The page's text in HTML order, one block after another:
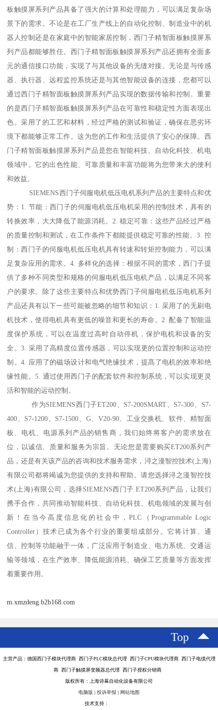
板触摸屏系列产品具备了强大的计算和处理能力，可以满足复杂场
景下的需求。不论是在工厂生产线上的自动化控制、制造业中的机
器人控制还是在家庭中的智能家居控制，西门子精智面板触摸屏系
列产品都能够胜任。西门子精智面板触摸屏系列产品还拥有全面多
元的通信接口功能，实现了与其他设备的无缝对接。无论是与传感
器、执行器、远程监控系统还是与其他智能设备的连接，您都可以
通过西门子精智面板触摸屏系列产品实现的数据传输和控制。重要
的是西门子精智面板触摸屏系列产品在可靠性和稳定性方面表现出
色。采用了的工艺和材料，经过严格的测试和验证，确保在恶劣环
境下都能够正常工作。这为您的工作和生活提供了安心的保障。西
门子精智面板触摸屏系列产品是您在智能科技、自动化科技、机电
领域中。它的出色性能、可靠质量和丰富功能将为您带来大的便利
和效益。
SIEMENS西门子伺服电机低压电机系列产品的主要特点和优
势：1. 节能：西门子的伺服电机低压电机采用的控制技术，具有的
转换效率，大大降低了能源消耗。2. 稳定可靠：这些产品经过严格
的质量控制和测试，在工作条件下都能提供稳定可靠的性能。3. 控
制：西门子的伺服电机低压电机具有转速和转矩控制能力，可以满
足复杂应用的需求。4. 多样化的选择：根据不同的需求，西门子提
供了多种不同类型和规格的伺服电机低压电机产品，以满足不同客
户的要求。除了这些主要特点和优势西门子伺服电机低压电机系列
产品还具有以下一些可能被忽略的细节和知识：1. 采用了的无刷电
机技术，使得电机具有更低的噪音和更长的寿命。2. 配备了智能温
度保护系统，可以在温度过高时自动停机，保护电机和设备的安
全。3. 采用了高精度位置传感器，可以实现更的位置控制和运动控
制。4. 应用了的磁场设计和电气绝缘技术，提髙了电机的效率和绝
缘性能。5. 通过使用西门子的配套软件和控制系统，可以实现更灵
活和智能的运动控制。
作为SIEMENS西门子ET200、S7-200SMART、S7-300、S7-
400、S7-1200、S7-1500、G、V20-90、工业交换机、软件、精智面
板、电机、电源系列产品的销售商，我们始终将客户的需求放在
位，以诚信、质量和服务为宗旨。无论您是需要购买ET200系列产
品，还是有关该产品的咨询和技术服务需求，浔之漫智控技术(上海)
有限公司都将竭诚为您提供的支持和帮助。请您选择浔之漫智控技
术(上海)有限公司，选择SIEMENS西门子 ET200系列产品，让我们
携手合作，共同推动智能科技、自动化科技、机电领域的发展与创
新！在当今高度信息化的社会中，PLC（Programmable Logic
Controller）技术已成为各个行业的重要组成部分。它将计算、通
信、控制等功能融于一体，广泛应用于制造业、电力系统、交通运
输等领域，在生产效率、降低能源消耗、确保工艺质量等方面发挥
着重要作用。
m.xmzdeng.b2b168.com
Top
主营产品：德国西门子模块代理商 西门子PLC模块总代理 西门子CPU模块代理商 西门子电缆代理
商 西门子触摸屏变频器总代理 西门子授权分销商
版权所有：上海诗幕自动化设备有限公司
电脑版 | 投诉举报 | 网站地图
技术支持：